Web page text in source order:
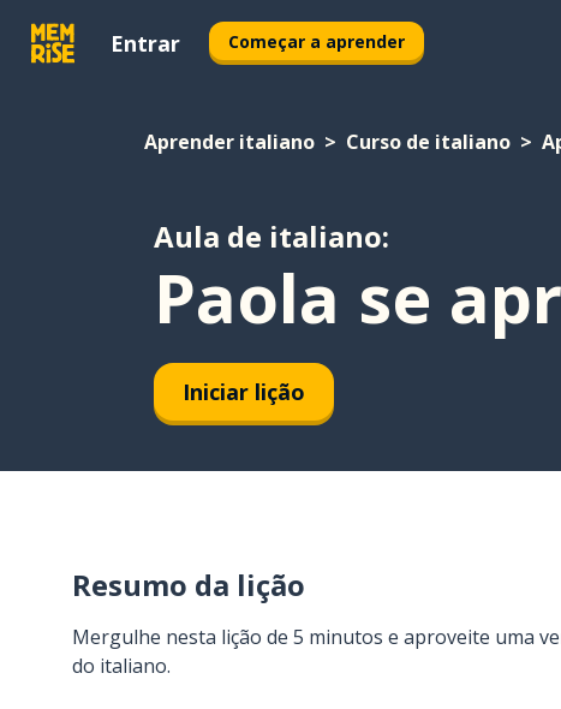
Entrar Começar a aprender
Aprender italiano Curso de italiano
Aula de italiano:
Paola se
Iniciar lição
Resumo da lição
Mergulhe nesta lição de 5 minutos e aproveite uma
do italiano.